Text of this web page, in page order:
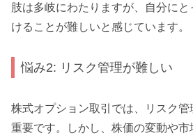
肢は多岐にわたりますが、自分に
けることが難しいと感じています。
悩み2: リスク管理が難しい
株式オプション取引では、リスク
重要です。しかし、株価の変動や市